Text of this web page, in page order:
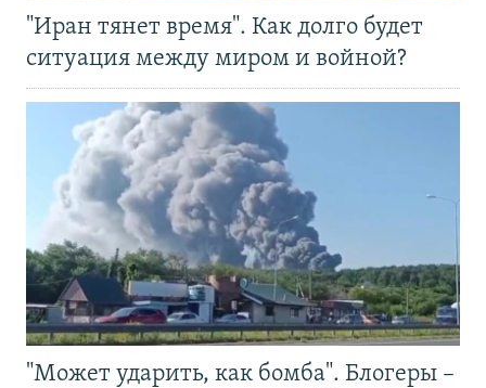
"Иран тянет время". Как долго будет
ситуация между миром и войной?
"Может ударить, как бомба". Блогеры –